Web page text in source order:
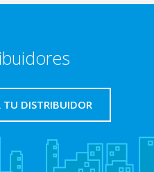
TU DISTRIBUIDOR